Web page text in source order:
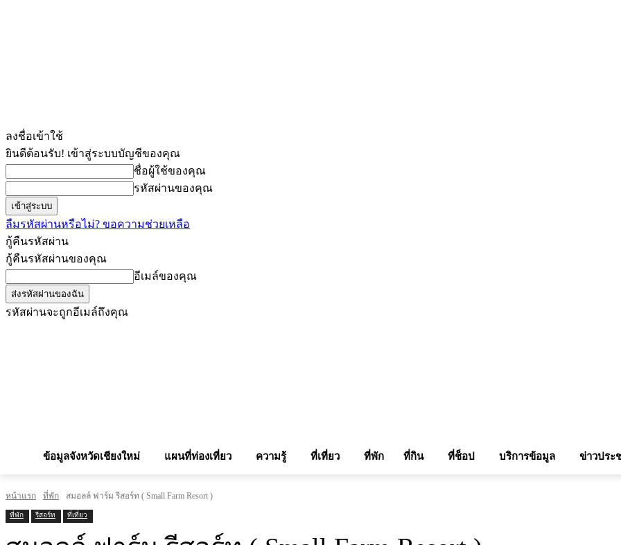
ลงชื่อเข้าใช้
ยินดีต้อนรับ! เข้าสู่ระบบบัญชีของคุณ
ชื่อผู้ใช้ของคุณ
รหัสผ่านของคุณ
ลืมรหัสผ่านหรือไม่? ขอความช่วยเหลือ
กู้คืนรหัสผ่าน
กู้คืนรหัสผ่านของคุณ
อีเมล์ของคุณ
รหัสผ่านจะถูกอีเมล์ถึงคุณ
ข้อมูลจังหวัดเชียงใหม่ แผนที่ท่องเที่ยว ความรู้ ที่เที่ยว ที่พัก ที่กิน ที่ช็อป บริการข้อมูล ข่าวประ
หน้าแรก ที่พัก สมอลล์ ฟาร์ม รีสอร์ท ( Small Farm Resort )
ที่พัก รีสอร์ท ที่เที่ยว